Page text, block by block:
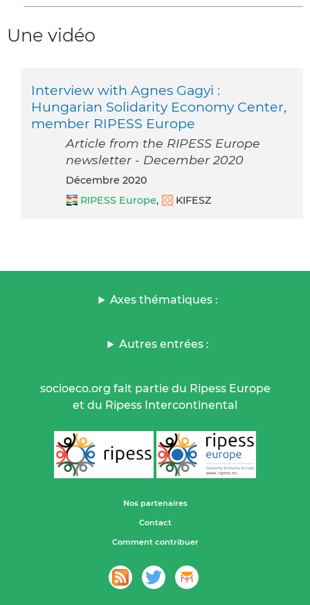
Une vidéo
Interview with Agnes Gagyi :
Hungarian Solidarity Economy Center,
member RIPESS Europe
Article from the RIPESS Europe
newsletter - December 2020
décembre 2020
RIPESS Europe, KIFESZ
Axes thématiques :
Autres entrées :
socioeco.org fait partie du Ripess Europe
et du Ripess Intercontinental
Nos partenaires
Contact
Comment contribuer